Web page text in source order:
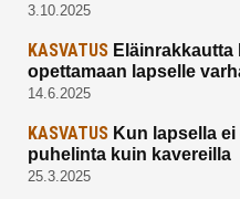
3.10.2025
KASVATUS Eläinrakkautta
opettamaan lapselle
14.6.2025
KASVATUS Kun lapsella
puhelinta kuin kavereilla
25.3.2025